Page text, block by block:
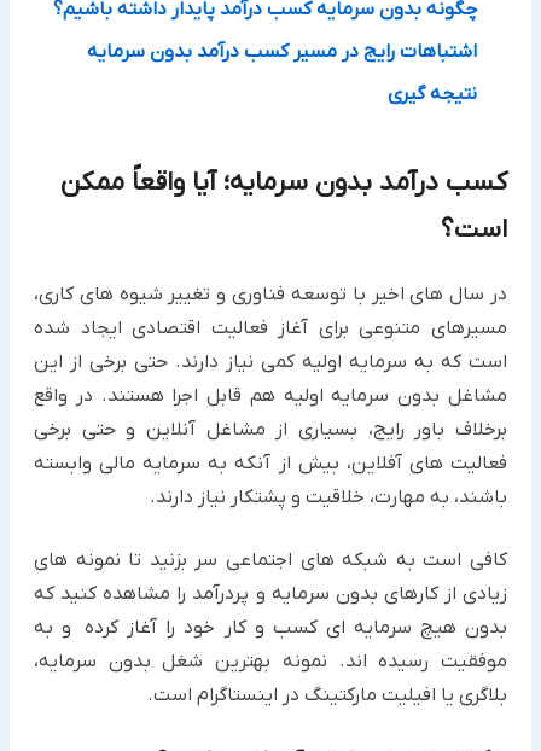
چگونه بدون سرمایه کسب درآمد پایدار داشته باشیم؟
اشتباهات رایج در مسیر کسب درآمد بدون سرمایه
نتیجه گیری
کسب درآمد بدون سرمایه؛ آیا واقعاً ممکن
است؟
در سال های اخیر با توسعه فناوری و تغییر شیوه های کاری،
مسیرهای متنوعی برای آغاز فعالیت اقتصادی ایجاد شده
است که ‏به سرمایه اولیه کمی نیاز دارند. حتی برخی از این
مشاغل بدون سرمایه اولیه هم قابل اجرا هستند. در واقع
برخلاف باور رایج، ‏بسیاری از مشاغل آنلاین و حتی برخی
فعالیت های آفلاین، بیش از آنکه به سرمایه مالی وابسته
باشند، به مهارت، خلاقیت و ‏پشتکار نیاز دارند.
کافی است به شبکه های اجتماعی سر بزنید تا نمونه های
زیادی از کارهای بدون سرمایه و پردرآمد ‏را مشاهده کنید که
بدون ‏هیچ سرمایه ای کسب و کار خود را آغاز کرده و به
موفقیت رسیده اند. نمونه بهترین شغل بدون سرمایه،
بلاگری یا افیلیت مارکتینگ در اینستاگرام ‏است.‏